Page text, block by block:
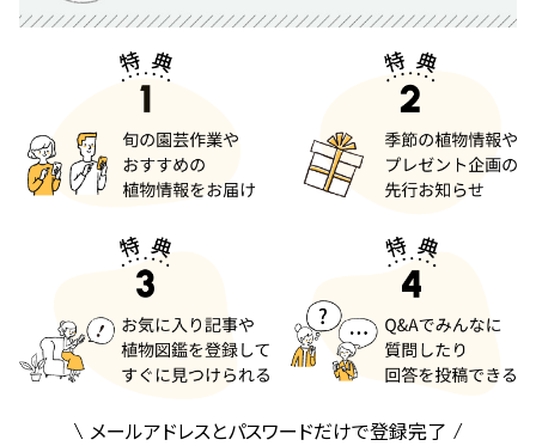
メールアドレスとパスワードだけで登録完了